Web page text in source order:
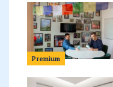
Premium